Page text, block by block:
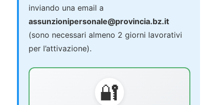
inviando una email a
assunzionipersonale@provincia.bz.it
(sono necessari almeno 2 giorni lavorativi
per l’attivazione).
🔐